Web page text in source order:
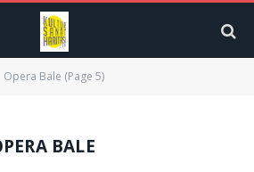
Opera Bale (Page 5)
BALE